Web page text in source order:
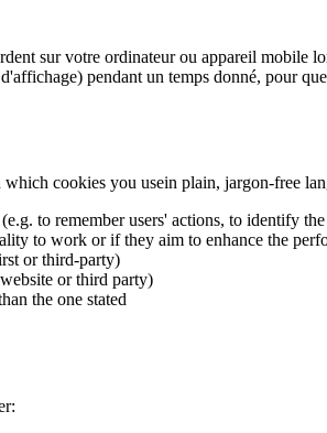
sur votre ordinateur ou appareil mobile
pendant un temps donné, pour
cookies you usein plain, jargon-free
to remember users' actions, to identify
to work or if they aim to enhance the
or third-party)
or third party)
the one stated